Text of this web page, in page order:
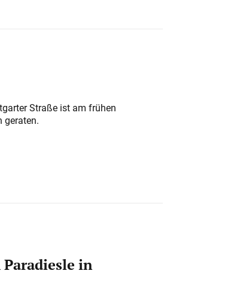
Straße ist am frühen
geraten.
Paradiesle in